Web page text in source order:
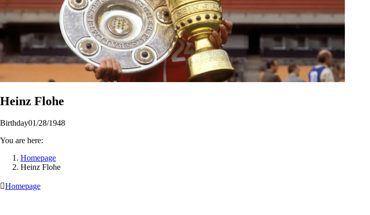
Heinz Flohe
Birthday01/28/1948
You are here:
Homepage
Heinz Flohe
Homepage